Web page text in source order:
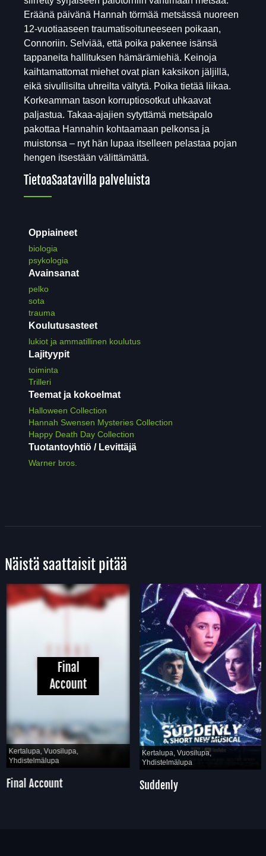
Eräänä päivänä Hannah törmää metsässä nuoreen
12-vuotiaaseen traumatisoituneeseen poikaan,
Connoriin. Selviää, että poika pakenee isänsä
tappaneita hallituksen hämärämiehiä. Keinoja
kaihtamattomat miehet ovat pian kaksikon jäljillä,
eikä sivullisilta uhreilta vältytä. Poika tietää liikaa.
Korkeamman tason korruptiosotkut uhkaavat
paljastua. Takaa-ajajien sytyttämä metsäpalo
pakottaa Hannahin kohtaamaan pelkonsa ja
muistonsa – nyt hän lupaa itselleen pelastaa pojan
hengen itsestään välittämättä.
TietoaSaatavilla palveluista
Oppiaineet
biologia
psykologia
Avainsanat
pelko
sota
trauma
Koulutusasteet
lukiot ja ammatillinen koulutus
Lajityypit
toiminta
Trilleri
Teemat ja kokoelmat
Halloween Collection
Hannah Swensen Mysteries Collection
Happy Death Day Collection
Tuotantoyhtiö / Levittäjä
Warner bros.
Näistä saattaisit pitää
Final
Account
Kertalupa, Vuosilupa,
Yhdistelmälupa
Final Account
Kertalupa, Vuosilupa,
Yhdistelmälupa
Suddenly